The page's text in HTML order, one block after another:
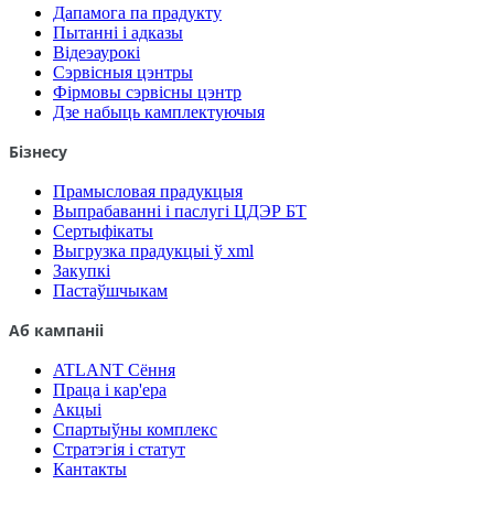
Дапамога па прадукту
Пытанні і адказы
Відеэаурокі
Сэрвісныя цэнтры
Фірмовы сэрвісны цэнтр
Дзе набыць камплектуючыя
Бізнесу
Прамысловая прадукцыя
Выпрабаванні і паслугі ЦДЭР БТ
Сертыфікаты
Выгрузка прадукцыі ў xml
Закупкі
Пастаўшчыкам
Аб кампаніі
ATLANT Сёння
Праца і кар'ера
Акцыі
Спартыўны комплекс
Стратэгія і статут
Кантакты